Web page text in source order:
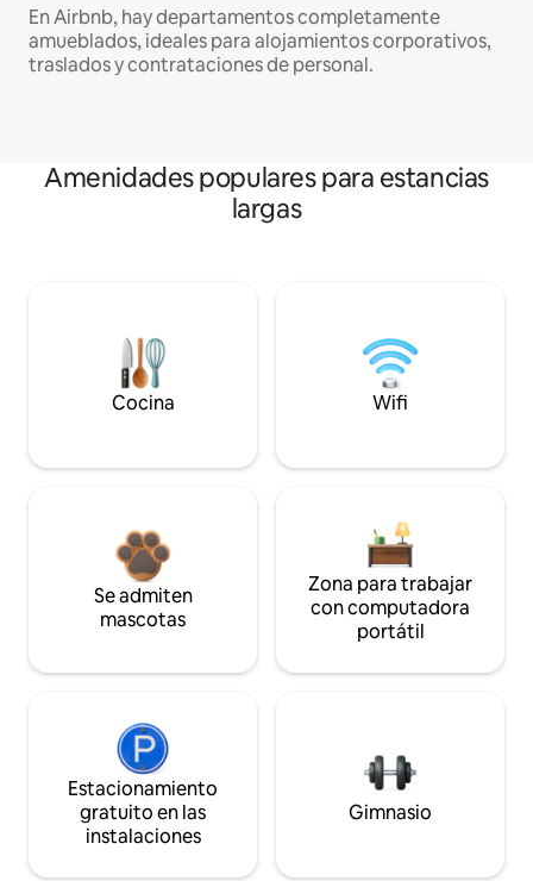
En Airbnb, hay departamentos completamente
amueblados, ideales para alojamientos corporativos,
traslados y contrataciones de personal.
Amenidades populares para estancias
largas
Cocina Wifi
Se admiten
mascotas
Zona para trabajar
con computadora
portátil
Estacionamiento
gratuito en las
instalaciones
Gimnasio